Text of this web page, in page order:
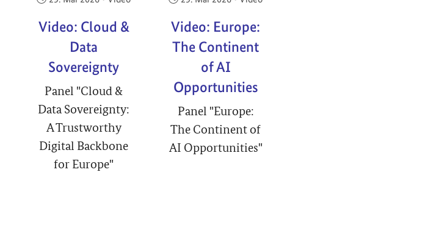
Video: Cloud &
Data
Sovereignty
Panel "Cloud &
Data Sovereignty:
A Trustworthy
Digital Backbone
for Europe"
Video: Europe:
The Continent
of AI
Opportunities
Panel "Europe:
The Continent of
AI Opportunities"